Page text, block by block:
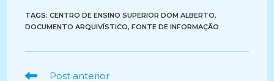
TAGS:CENTRO DE ENSINO SUPERIOR DOM ALBERTO,
DOCUMENTO ARQUIVÍSTICO, FONTE DE INFORMAÇÃO
Ler
Post anterior